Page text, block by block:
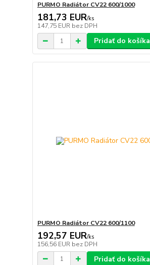
PURMO Radiátor CV22 600/1000
181,73 EUR/ks
147,75 EUR bez DPH
Pridať do košíka
PURMO Radiátor CV22 600/1100
192,57 EUR/ks
156,56 EUR bez DPH
Pridať do košíka